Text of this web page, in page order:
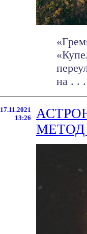
на . . .
17.11.2021
13:26